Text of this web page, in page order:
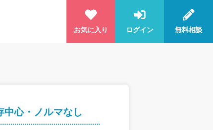
お気に入り
ログイン 無料相談
心・ノルマなし